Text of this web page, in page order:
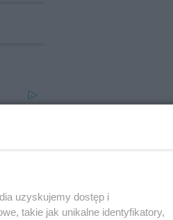
uzyskujemy dostęp i
takie jak unikalne identyfikatory,